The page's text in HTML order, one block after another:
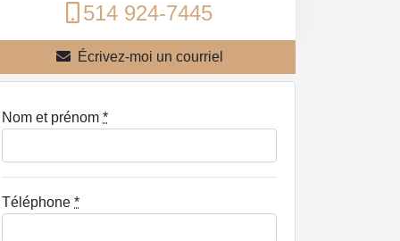
514 924-7445
Écrivez-moi un courriel
Nom et prénom *
Téléphone *